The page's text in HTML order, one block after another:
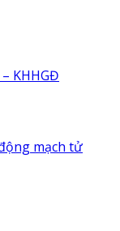
KHHGĐ
mạch tử